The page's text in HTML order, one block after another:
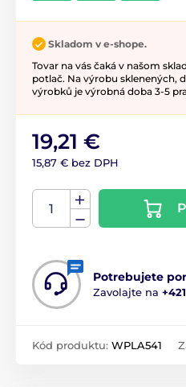
Skladom v e-shope.
Tovar na vás čaká v našom
potlač. Na výrobu sklenených,
výrobků je výrobná doba 3-5
19,21 €
15,87 € bez DPH
Potrebujete
Zavolajte na
Kód produktu: WPLA541